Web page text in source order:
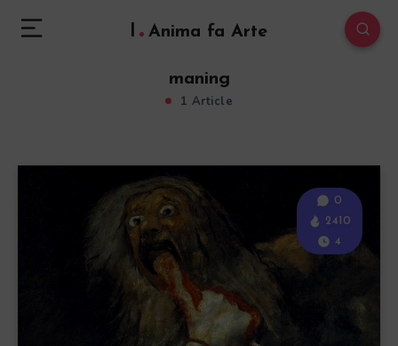
l Anima fa Arte
maning
1 Article
0
2410
4